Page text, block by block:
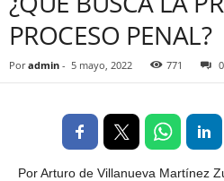
PROCESO PENAL?
Por admin - 5 mayo, 2022 771 0
Por Arturo de Villanueva Martínez